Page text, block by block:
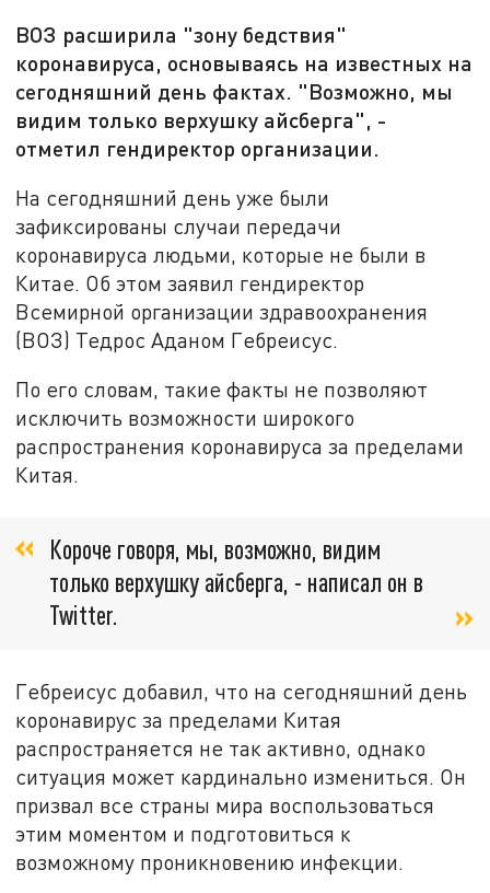
ВОЗ расширила "зону бедствия"
коронавируса, основываясь на известных на
сегодняшний день фактах. "Возможно, мы
видим только верхушку айсберга", -
отметил гендиректор организации.
На сегодняшний день уже были
зафиксированы случаи передачи
коронавируса людьми, которые не были в
Китае. Об этом заявил гендиректор
Всемирной организации здравоохранения
(ВОЗ) Тедрос Аданом Гебреисус.
По его словам, такие факты не позволяют
исключить возможности широкого
распространения коронавируса за пределами
Китая.
Короче говоря, мы, возможно, видим
только верхушку айсберга, - написал он в
Twitter.
Гебреисус добавил, что на сегодняшний день
коронавирус за пределами Китая
распространяется не так активно, однако
ситуация может кардинально измениться. Он
призвал все страны мира воспользоваться
этим моментом и подготовиться к
возможному проникновению инфекции.